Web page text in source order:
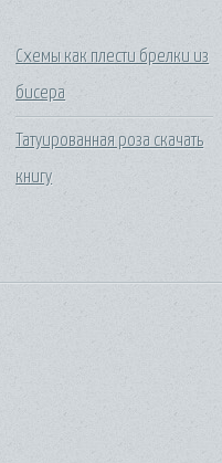
Схемы как плести брелки из
бисера
Татуированная роза скачать
книгу